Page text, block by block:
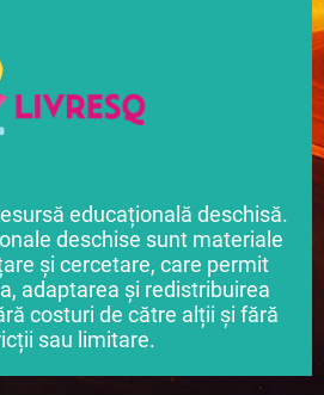
educațională deschisă.
deschise sunt materiale
și cercetare, care permit
adaptarea și redistribuirea
costuri de către alții și fără
sau limitare.